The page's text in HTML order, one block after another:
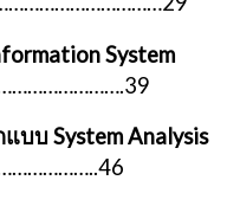
System
แบบSystem Analysis